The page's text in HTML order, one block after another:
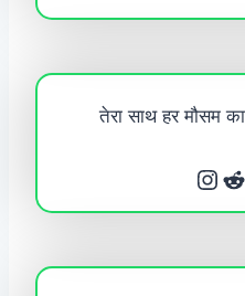
तेरा साथ हर मौसम
Instagram Reddit